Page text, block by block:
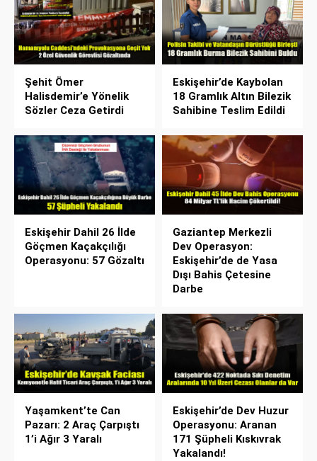
Şehit Ömer
Halisdemir’e Yönelik
Sözler Ceza Getirdi
Eskişehir’de Kaybolan
18 Gramlık Altın Bilezik
Sahibine Teslim Edildi
Eskişehir Dahil 26 İlde
Göçmen Kaçakçılığı
Operasyonu: 57 Gözaltı
Gaziantep Merkezli
Dev Operasyon:
Eskişehir’de de Yasa
Dışı Bahis Çetesine
Darbe
Yaşamkent’te Can
Pazarı: 2 Araç Çarpıştı
1’i Ağır 3 Yaralı
Eskişehir’de Dev Huzur
Operasyonu: Aranan
171 Şüpheli Kıskıvrak
Yakalandı!